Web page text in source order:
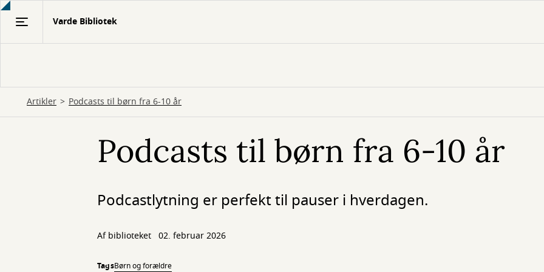
Gå
Varde Bibliotek
Artikler Podcasts til børn fra 6-10 år
Podcasts til børn fra 6-10 år
Podcastlytning er perfekt til pauser i hverdagen.
Af biblioteket 02. februar 2026
TagsBørn og forældre